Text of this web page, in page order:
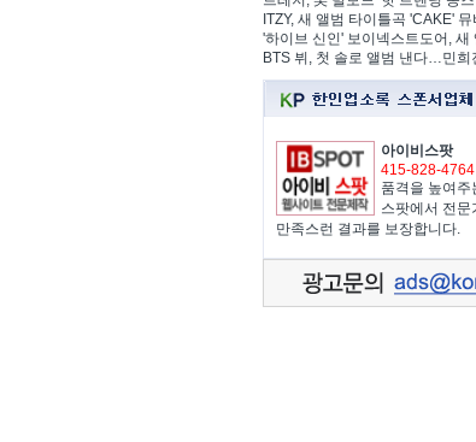
ITZY, 새 앨범 타이틀곡 'CAKE'
'하이브 신인' 보이넥스트도어, 새
BTS 뷔, 첫 솔로 앨범 낸다…민희
아이비스팟
415-828-4764
품격을 높여주
스팟에서 전
만족스런 결과를 보장합니다.